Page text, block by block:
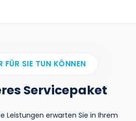
FÜR SIE TUN KÖNNEN
Servicepaket
Leistungen erwarten Sie in Ihrem